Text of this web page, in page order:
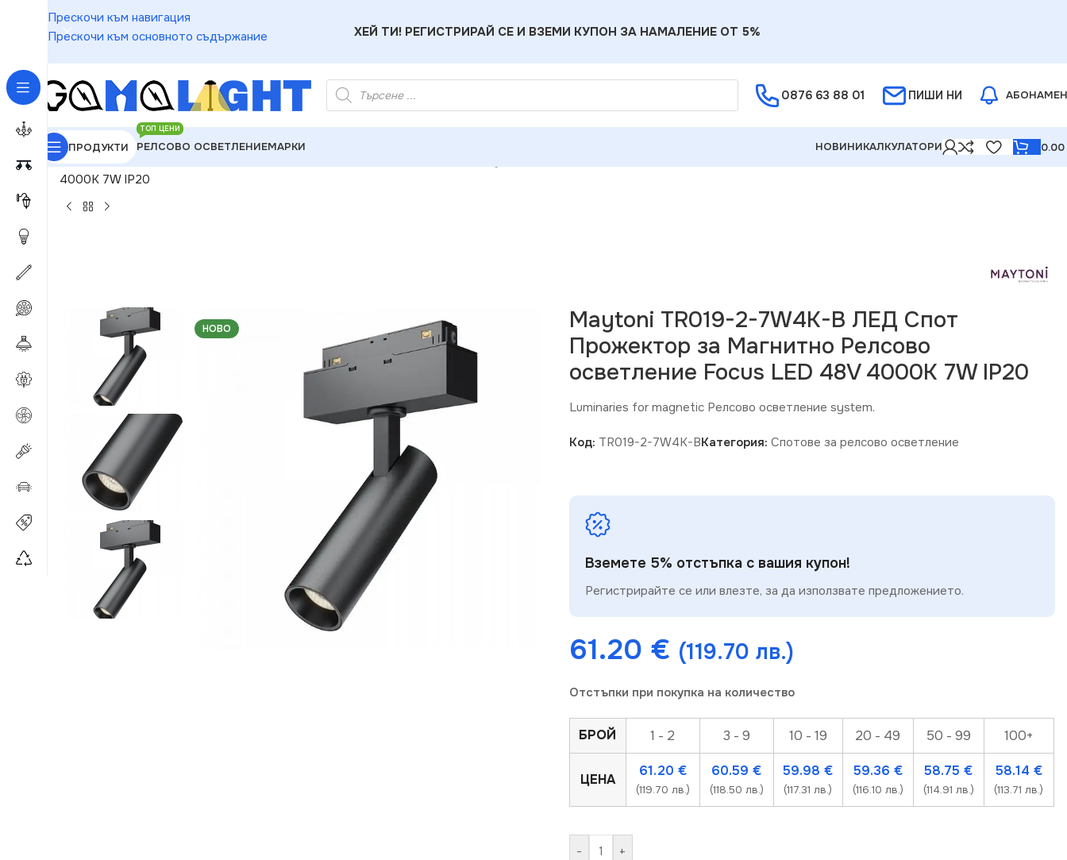
Прескочи към навигация
Прескочи към основното съдържание
ХЕЙ ТИ! РЕГИСТРИРАЙ СЕ И ВЗЕМИ КУПОН ЗА НАМАЛЕНИЕ ОТ 5%
0876 63 88 01 ПИШИ НИ
ПРОДУКТИ РЕЛСОВО ОСВЕТЛЕНИЕ
ТОП ЦЕНИ
МАРКИ НОВИНИКАЛКУЛАТОРИ 0.00
GAMALIGHT»
4000K 7W IP20
НОВО
Maytoni TR019-2-7W4K-B ЛЕД Спот
Прожектор за Магнитно Релсово
осветление Focus LED 48V 4000K 7W IP20
Luminaries for magnetic Релсово осветление system.
Код: TR019-2-7W4K-BКатегория: Спотове за релсово осветление
Вземете 5% отстъпка с вашия купон!
Регистрирайте се или влезте, за да използвате предложението.
61.20 € (119.70 лв.)
Отстъпки при покупка на количество
БРОЙ 1 - 2 3 - 9 10 - 19 20 - 49 50 - 99 100+
ЦЕНА
61.20 €
(119.70 лв.)
60.59€
(118.50 лв.)
59.98€
(117.31 лв.)
59.36 €
(116.10 лв.)
58.75€
(114.91 лв.)
58.14 €
(113.71 лв.)
- +